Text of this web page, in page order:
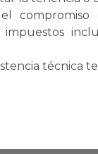
impuestos
técnica